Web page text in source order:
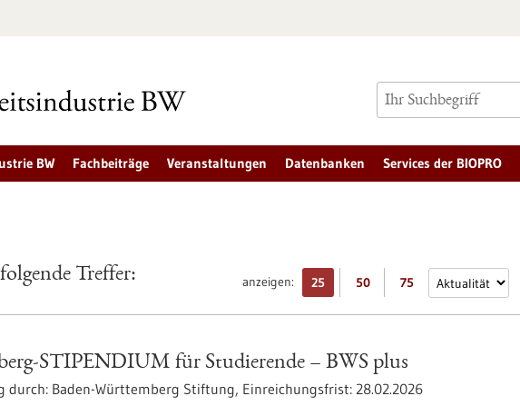
BW Fachbeiträge Veranstaltungen Datenbanken Services der BIOPRO
anzeigen: 25 50 75
Treffer:
STIPENDIUM für Studierende – BWS plus
durch: Baden-Württemberg Stiftung, Einreichungsfrist: 28.02.2026